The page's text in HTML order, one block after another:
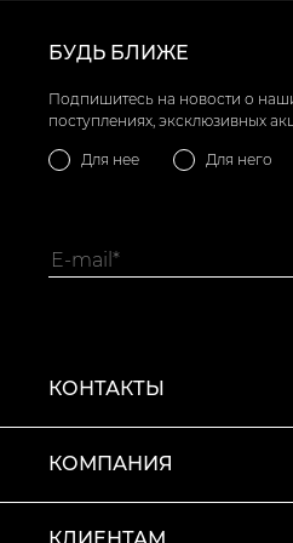
БУДЬ БЛИЖЕ
Подпишитесь на новости о
поступлениях, эксклюзивных
Для нее Для него
КОНТАКТЫ
КОМПАНИЯ